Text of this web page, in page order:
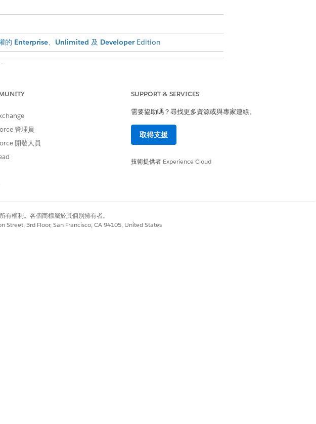
的 Enterprise、 Unlimited 及 DeveloperEdition
限
「帳單管理員」和「帳單作業使用者」權限集指派給具有
「帳單地址」和「寄送地址」欄位的值時,訂單啟用才會成
管理員
開發人員
SUPPORT & SERVICES
需要協助嗎？尋找更多資源或與專家連線。
取得支援
技術提供者 Experience Cloud
權利。各個商標屬於其個別擁有者。
Street, 3rd Floor, San Francisco, CA 94105, United States